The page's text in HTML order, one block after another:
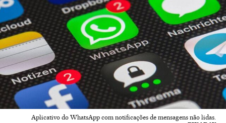
Aplicativo do WhatsApp com notificações de mensagens não lidas.